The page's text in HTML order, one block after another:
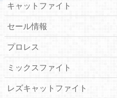
キャットファイト
セール情報
プロレス
ミックスファイト
レズキャットファイト